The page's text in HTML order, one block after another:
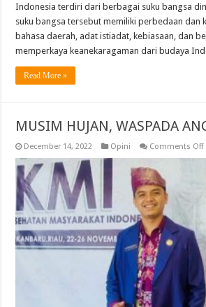
Indonesia terdiri dari berbagai suku bangsa
suku bangsa tersebut memiliki perbedaan dan
bahasa daerah, adat istiadat, kebiasaan, dan
memperkaya keanekaragaman dari budaya
Read More »
MUSIM HUJAN, WASPADA
December 14, 2022 Opini Comments Off